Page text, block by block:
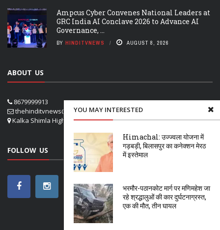
YOU MAY INTERESTED
Himachal: उज्ज्वला योजना में
गड़बड़ी, बिलासपुर का कनेक्शन मेरठ
में इस्तेमाल
भरमौर-पठानकोट मार्ग पर मणिमहेश जा
रहे श्रद्धालुओं की कार दुर्घटनाग्रस्त,
एक की मौत, तीन घायल
Ampcus Cyber Convenes National Leaders at
GRC India AI Conclave 2026 to Advance AI
Governance, ...
BY HINDITVNEWS AUGUST 8, 2026
ABOUT US
8679999913
thehinditvnews@gmail.com
Kalka Shimla Highway- VPO Panog, SHOGHI SHIMLA
FOLLOW US